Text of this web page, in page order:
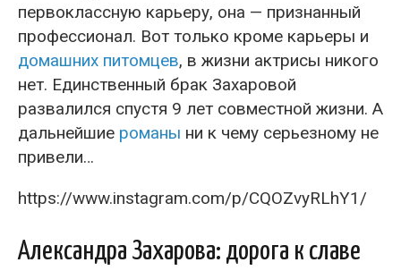
первоклассную карьеру, она — признанный
профессионал. Вот только кроме карьеры и
домашних питомцев, в жизни актрисы никого
нет. Единственный брак Захаровой
развалился спустя 9 лет совместной жизни. А
дальнейшие романы ни к чему серьезному не
привели…
https://www.instagram.com/p/CQOZvyRLhY1/
Александра Захарова: дорога к славе